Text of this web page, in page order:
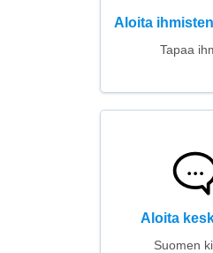
Aloita
Tapaa
Aloita
Suomen